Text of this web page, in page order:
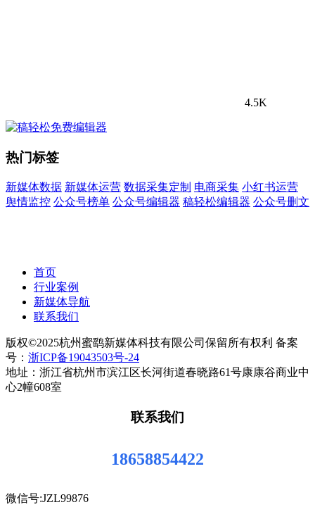
4.5K
热门标签
新媒体数据 新媒体运营 数据采集定制 电商采集 小红书运营
舆情监控 公众号榜单 公众号编辑器 稿轻松编辑器 公众号删文
首页
行业案例
新媒体导航
联系我们
版权©2025杭州蜜鹞新媒体科技有限公司保留所有权利 备案
号： 浙ICP备19043503号-24
地址：浙江省杭州市滨江区长河街道春晓路61号康康谷商业中
心2幢608室
联系我们
18658854422
微信号:JZL99876